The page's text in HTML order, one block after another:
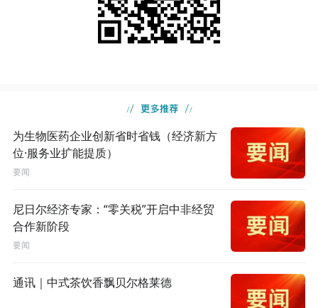
为生物医药企业创新省时省钱（经济新方
位·服务业扩能提质）
要闻
尼日尔经济专家：“零关税”开启中非经贸
合作新阶段
要闻
通讯｜中式茶饮香飘贝尔格莱德